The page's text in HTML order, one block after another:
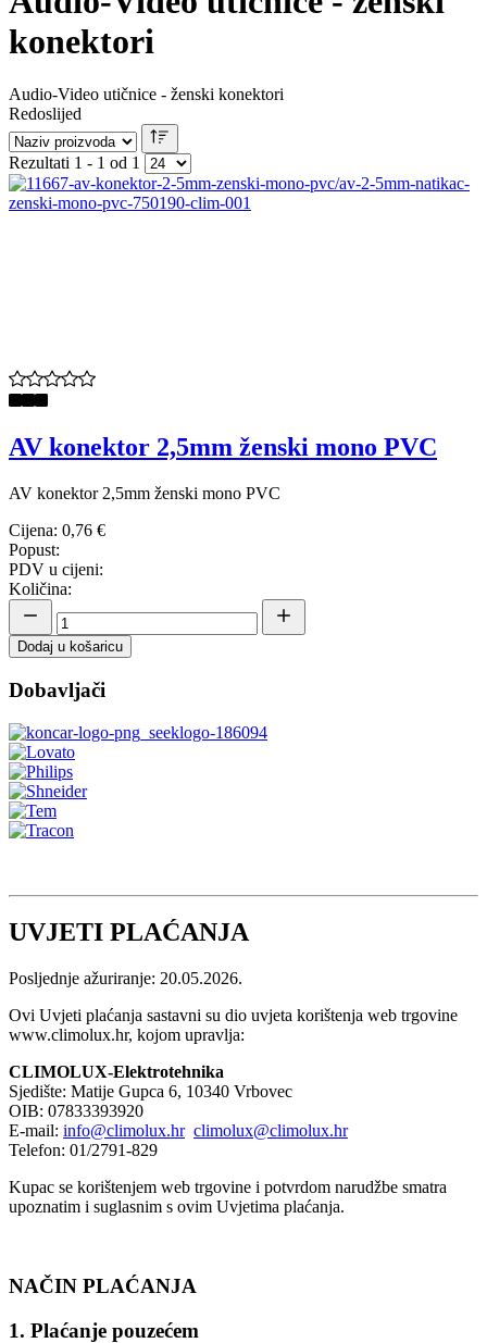
konektori
Audio-Video utičnice - ženski konektori
Redoslijed
Rezultati 1 - 1 od 1
AV konektor 2,5mm ženski mono PVC
AV konektor 2,5mm ženski mono PVC
Cijena: 0,76 €
Popust:
PDV u cijeni:
Količina:
Dodaj u košaricu
Dobavljači
UVJETI PLAĆANJA
Posljednje ažuriranje: 20.05.2026.
Ovi Uvjeti plaćanja sastavni su dio uvjeta korištenja web trgovine
www.climolux.hr, kojom upravlja:
CLIMOLUX-Elektrotehnika
Sjedište: Matije Gupca 6, 10340 Vrbovec
OIB: 07833393920
E-mail: info@climolux.hr climolux@climolux.hr
Telefon: 01/2791-829
Kupac se korištenjem web trgovine i potvrdom narudžbe smatra
upoznatim i suglasnim s ovim Uvjetima plaćanja.
NAČIN PLAĆANJA
1. Plaćanje pouzećem